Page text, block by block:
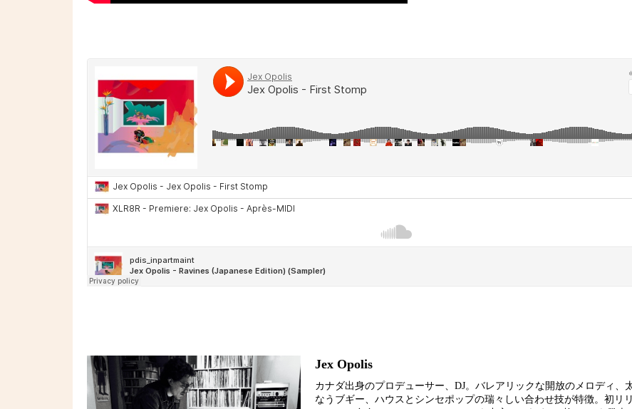
Jex Opolis
カナダ出身のプロデューサー、DJ。バレアリックな開放のメロディ、
なうブギー、ハウスとシンセポップの瑞々しい合わせ技が特徴。初リ